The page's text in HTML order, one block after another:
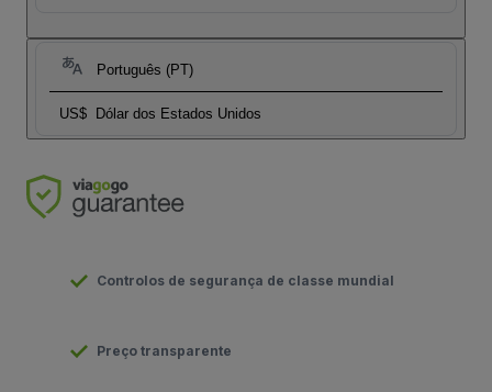
Português (PT)
US$ Dólar dos Estados Unidos
Controlos de segurança de classe mundial
Preço transparente